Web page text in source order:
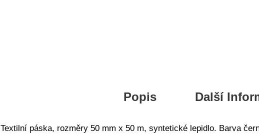
Popis Další
Textilní páska, rozměry 50 mm x 50 m, syntetické lepidlo. Barva